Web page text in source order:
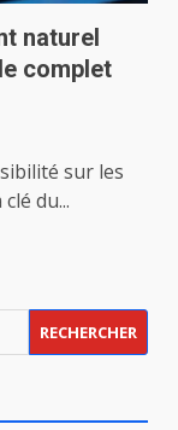
naturel
complet
sur les
du...